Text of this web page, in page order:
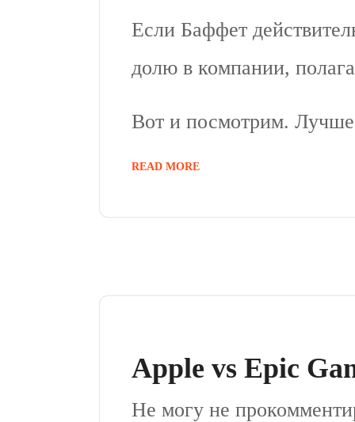
Если Баффет
долю в компании,
Вот и посмотрим. Лучше
READ MORE
Apple vs Epic
Не могу не